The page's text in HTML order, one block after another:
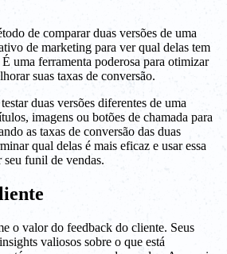
de comparar duas versões de uma
de marketing para ver qual delas tem
uma ferramenta poderosa para otimizar
suas taxas de conversão.
duas versões diferentes de uma
imagens ou botões de chamada para
as taxas de conversão das duas
qual delas é mais eficaz e usar essa
funil de vendas.
o valor do feedback do cliente. Seus
valiosos sobre o que está